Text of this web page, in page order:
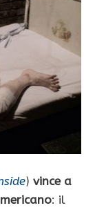
) vince a
: il